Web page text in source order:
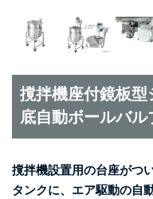
撹拌機座付鏡板型
底自動ボールバル
撹拌機設置用の台座がつ
タンクに、エア駆動の自